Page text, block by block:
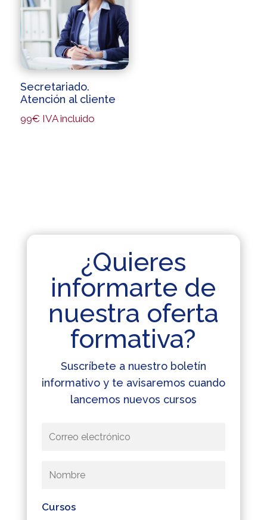
Secretariado.
Atención al cliente
99€ IVA incluido
¿Quieres
informarte de
nuestra oferta
formativa?
Suscríbete a nuestro boletín
informativo y te avisaremos cuando
lancemos nuevos cursos
Cursos